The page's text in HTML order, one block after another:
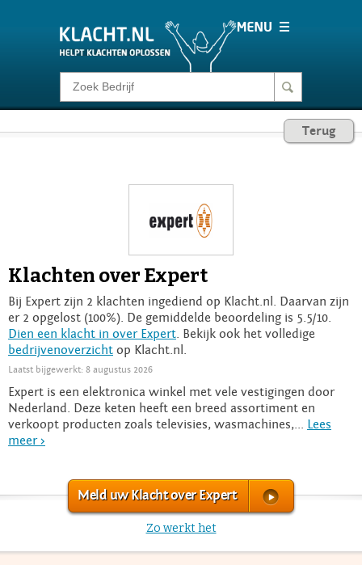
Klacht melden
Login
Terug
Klachten over Expert
Bij Expert zijn 2 klachten ingediend op Klacht.nl. Daarvan zijn
er 2 opgelost (100%). De gemiddelde beoordeling is 5.5/10.
Dien een klacht in over Expert . Bekijk ook het volledige
bedrijvenoverzicht op Klacht.nl.
Laatst bijgewerkt: 8 augustus 2026
Expert is een elektronica winkel met vele vestigingen door
Nederland. Deze keten heeft een breed assortiment en
verkoopt producten zoals televisies, wasmachines,... Lees
meer >
Meld uw Klacht over Expert
Zo werkt het